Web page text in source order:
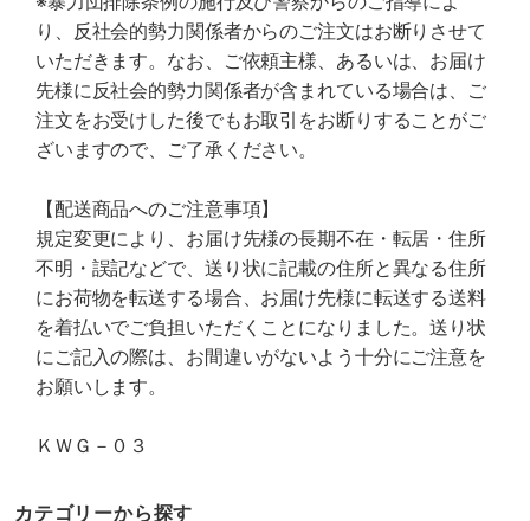
り、反社会的勢力関係者からのご注文はお断りさせて
いただきます。なお、ご依頼主様、あるいは、お届け
先様に反社会的勢力関係者が含まれている場合は、ご
注文をお受けした後でもお取引をお断りすることがご
ざいますので、ご了承ください。
【配送商品へのご注意事項】
規定変更により、お届け先様の長期不在・転居・住所
不明・誤記などで、送り状に記載の住所と異なる住所
にお荷物を転送する場合、お届け先様に転送する送料
を着払いでご負担いただくことになりました。送り状
にご記入の際は、お間違いがないよう十分にご注意を
お願いします。
ＫＷＧ－０３
カテゴリーから探す